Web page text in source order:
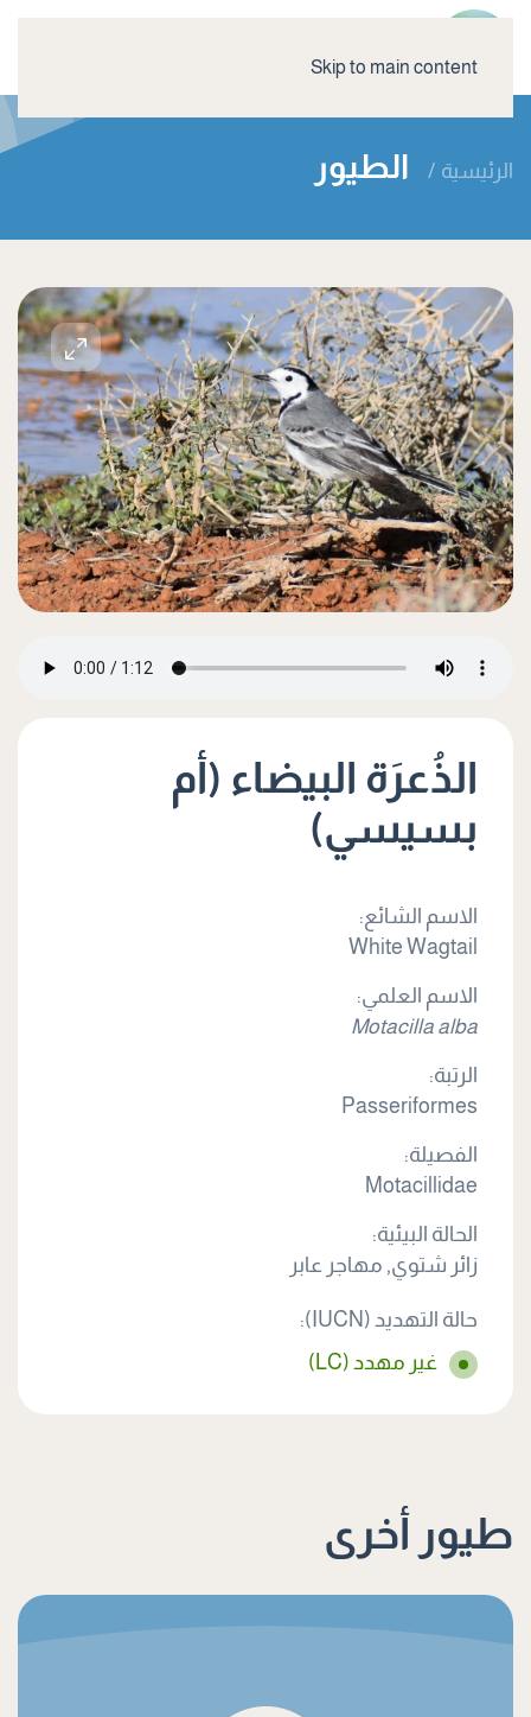
Skip to main content
الرئيسية الطيور
الذُعرَة البيضاء (أم
بسيسي)
الاسم الشائع:
White Wagtail
الاسم العلمي:
Motacilla alba
الرتبة:
Passeriformes
الفصيلة:
Motacillidae
الحالة البيئية:
زائر شتوي, مهاجر عابر
حالة التهديد (IUCN):
غير مهدد (LC)
طيور أخرى